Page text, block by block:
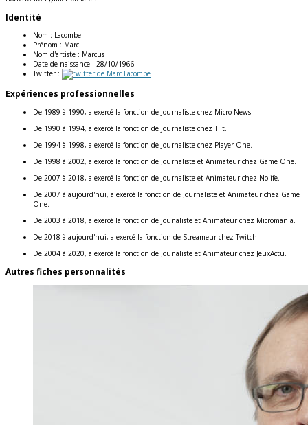
Identité
Nom : Lacombe
Prénom : Marc
Nom d'artiste : Marcus
Date de naissance : 28/10/1966
Twitter :
Expériences professionnelles
De 1989 à 1990, a exercé la fonction de Journaliste chez Micro News.
De 1990 à 1994, a exercé la fonction de Journaliste chez Tilt.
De 1994 à 1998, a exercé la fonction de Journaliste chez Player One.
De 1998 à 2002, a exercé la fonction de Journaliste et Animateur chez Game One.
De 2007 à 2018, a exercé la fonction de Journaliste et Animateur chez Nolife.
De 2007 à aujourd'hui, a exercé la fonction de Journaliste et Animateur chez Game
One.
De 2003 à 2018, a exercé la fonction de Jounaliste et Animateur chez Micromania.
De 2018 à aujourd'hui, a exercé la fonction de Streameur chez Twitch.
De 2004 à 2020, a exercé la fonction de Jounaliste et Animateur chez JeuxActu.
Autres fiches personnalités